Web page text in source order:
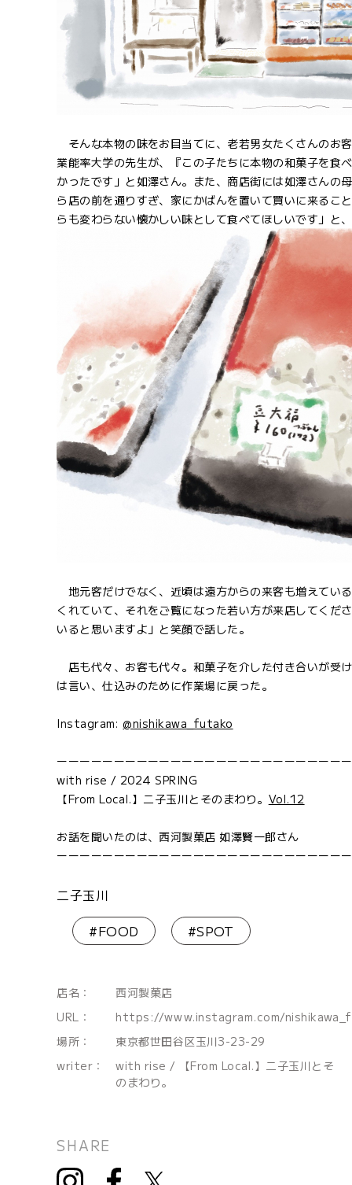
そんな本物の味をお目当てに、老若男女たくさんのお
業能率大学の先生が、『この子たちに本物の和菓子を食
かったです」と如澤さん。また、商店街には如澤さんの
ら店の前を通りすぎ、家にかばんを置いて買いに来るこ
らも変わらない懐かしい味として食べてほしいです」と
地元客だけでなく、近頃は遠方からの来客も増えてい
くれていて、それをご覧になった若い方が来店してくだ
いると思いますよ」と笑顔で話した。
店も代々、お客も代々。和菓子を介した付き合いが受
は言い、仕込みのために作業場に戻った。
Instagram:@nishikawa_futako
ーーーーーーーーーーーーーーーーーーーーーーーーー
with rise / 2024 SPRING
【From Local.】二子玉川とそのまわり。 Vol.12
お話を聞いたのは、西河製菓店 如澤賢一郎さん
ーーーーーーーーーーーーーーーーーーーーーーーーー
二子玉川
#FOOD
#SPOT
店名：
西河製菓店
URL：
https://www.instagram.com/
場所：
東京都世田谷区玉川3-23-29
writer：
with rise / 【From Local.】二子玉川とそ
のまわり。
SHARE